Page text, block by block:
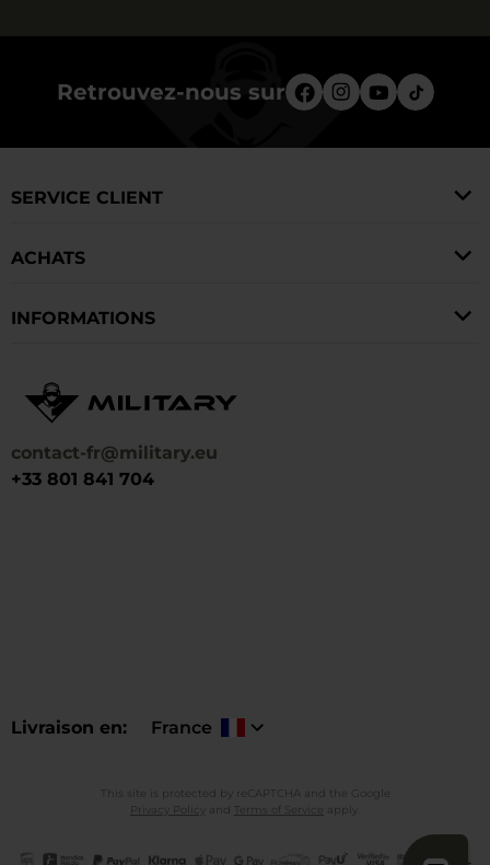
Retrouvez-nous sur
contact-fr@military.eu
+33 801 841 704
Livraison en France
SERVICE CLIENT
ACHATS
INFORMATIONS
This site is protected by reCAPTCHA and the Google
Privacy Policy
and Terms of Service apply.